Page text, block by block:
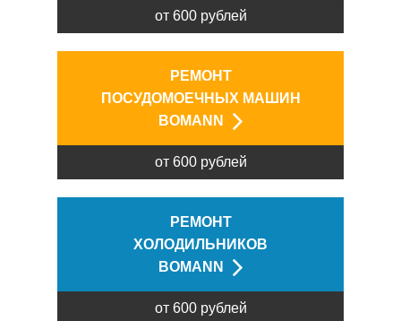
от 600 рублей
РЕМОНТ
ПОСУДОМОЕЧНЫХ МАШИН
BOMANN
от 600 рублей
РЕМОНТ
ХОЛОДИЛЬНИКОВ
BOMANN
от 600 рублей